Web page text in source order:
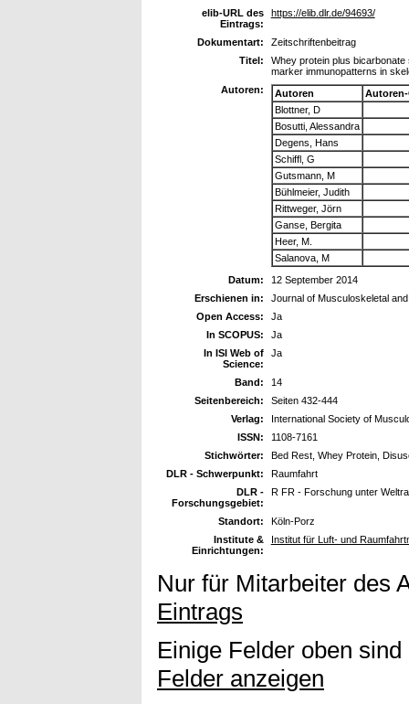
elib-URL des
Eintrags:
https://elib.dlr.de/94693/
Dokumentart:
Zeitschriftenbeitrag
Titel:
Whey protein plus
marker immunopatterns in
Autoren:
Autoren
Autoren-
Blottner, D
Bosutti, Alessandra
Degens, Hans
Schiffl, G
Gutsmann, M
Bühlmeier, Judith
Rittweger, Jörn
Ganse, Bergita
Heer, M.
Salanova, M
Datum:
12 September 2014
Erschienen in:
Journal of Musculoskeletal
Open Access:
Ja
In SCOPUS:
Ja
In ISI Web of
Science:
Ja
Band:
14
Seitenbereich:
Seiten 432-444
Verlag:
International Society of
ISSN:
1108-7161
Stichwörter:
Bed Rest, Whey Protein,
DLR - Schwerpunkt:
Raumfahrt
DLR -
Forschungsgebiet:
R FR - Forschung unter
Standort:
Köln-Porz
Institute &
Einrichtungen:
Institut für Luft- und
Nur für Mitarbeiter des
Eintrags
Einige Felder oben
Felder anzeigen